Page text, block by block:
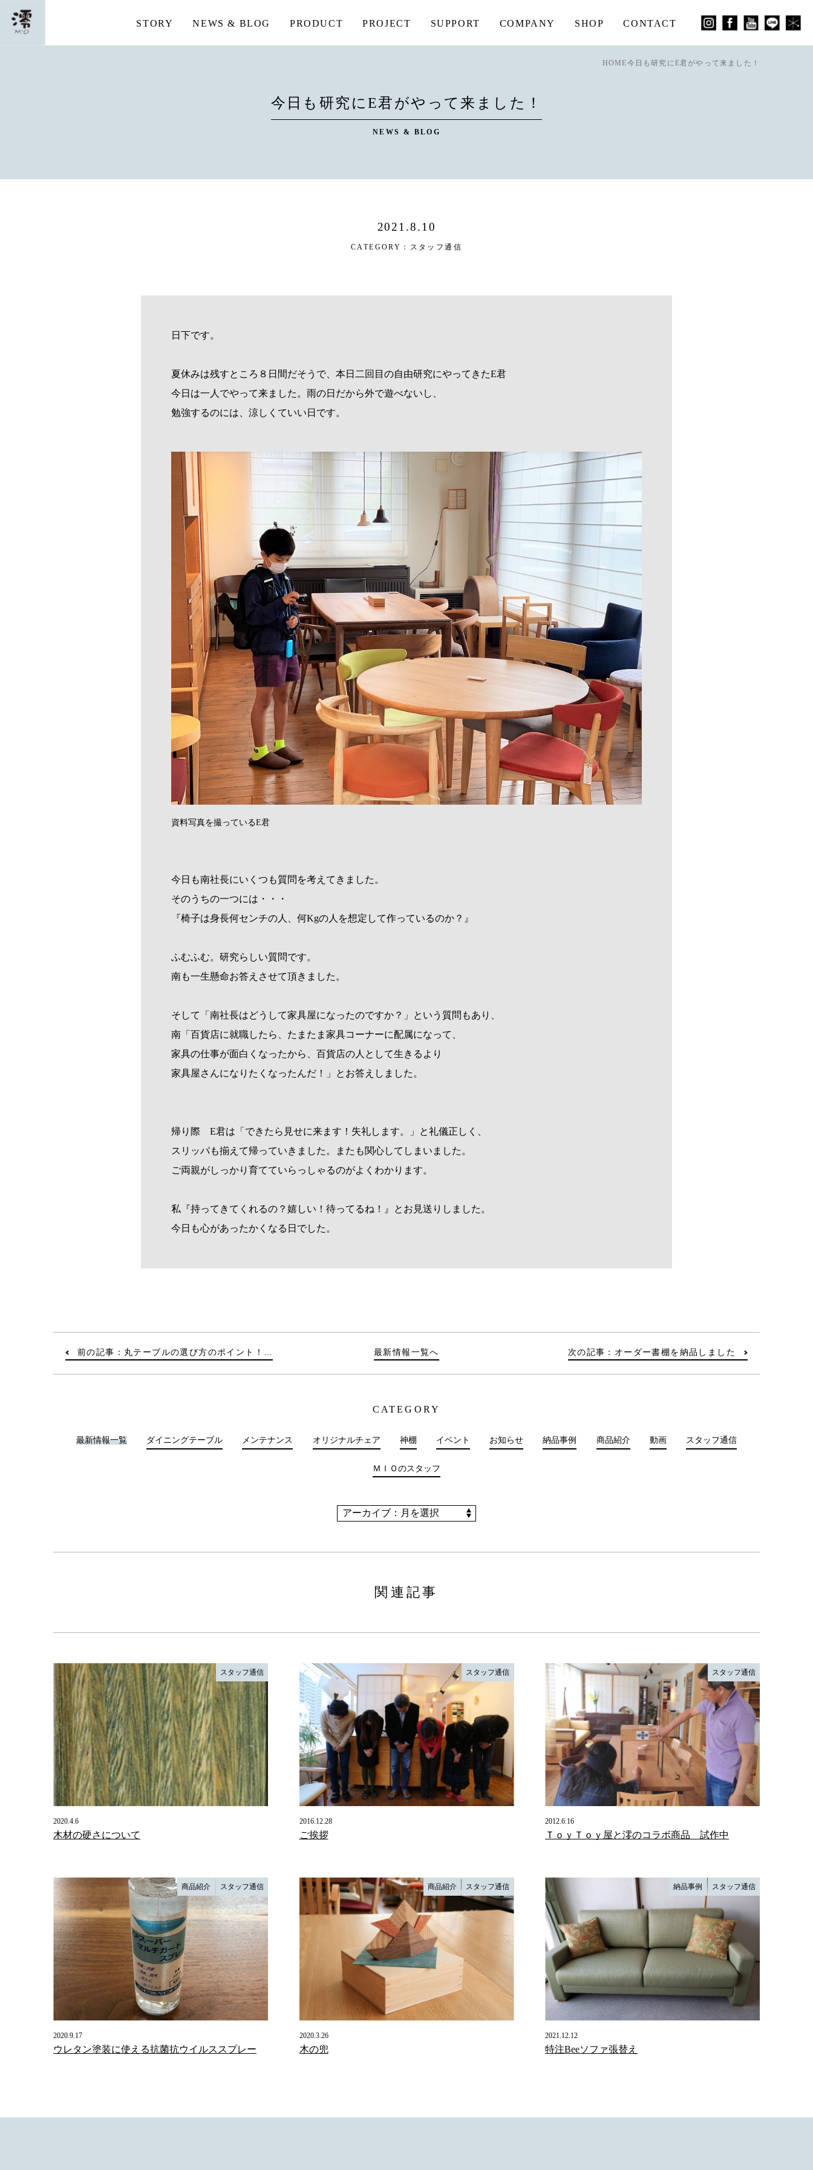
STORY NEWS & BLOG PRODUCT PROJECT SUPPORT COMPANY SHOP CONTACT
HOME今日も研究にE君がやって来ました！
今日も研究にE君がやって来ました！
NEWS & BLOG
2021.8.10
CATEGORY： スタッフ通信
日下です。
夏休みは残すところ８日間だそうで、本日二回目の自由研究にやってきたE君
今日は一人でやって来ました。雨の日だから外で遊べないし、
勉強するのには、涼しくていい日です。
資料写真を撮っているE君
今日も南社長にいくつも質問を考えてきました。
そのうちの一つには・・・
『椅子は身長何センチの人、何Kgの人を想定して作っているのか？』
ふむふむ。研究らしい質問です。
南も一生懸命お答えさせて頂きました。
そして「南社長はどうして家具屋になったのですか？」という質問もあり、
南「百貨店に就職したら、たまたま家具コーナーに配属になって、
家具の仕事が面白くなったから、百貨店の人として生きるより
家具屋さんになりたくなったんだ！」とお答えしました。
帰り際 E君は「できたら見せに来ます！失礼します。」と礼儀正しく、
スリッパも揃えて帰っていきました。またも関心してしまいました。
ご両親がしっかり育てていらっしゃるのがよくわかります。
私『持ってきてくれるの？嬉しい！待ってるね！』とお見送りしました。
今日も心があったかくなる日でした。
前の記事：丸テーブルの選び方のポイント！… 最新情報一覧へ 次の記事：オーダー書棚を納品しました
CATEGORY
最新情報一覧 ダイニングテーブル メンテナンス オリジナルチェア 神棚 イベント お知らせ 納品事例 商品紹介 動画 スタッフ通信
ＭＩＯのスタッフ
関連記事
スタッフ通信
2020.4.6
木材の硬さについて
スタッフ通信
2016.12.28
ご挨拶
スタッフ通信
2012.6.16
ＴｏｙＴｏｙ屋と澪のコラボ商品 試作中
商品紹介 スタッフ通信
2020.9.17
ウレタン塗装に使える抗菌抗ウイルススプレー
商品紹介 スタッフ通信
2020.3.26
木の兜
納品事例 スタッフ通信
2021.12.12
特注Beeソファ張替え